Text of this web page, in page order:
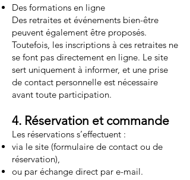
Des formations en ligne
Des retraites et événements bien-être
peuvent également être proposés.
Toutefois, les inscriptions à ces retraites ne
se font pas directement en ligne. Le site
sert uniquement à informer, et une prise
de contact personnelle est nécessaire
avant toute participation.
4. Réservation et commande
Les réservations s’effectuent :
via le site (formulaire de contact ou de
réservation),
ou par échange direct par e-mail.